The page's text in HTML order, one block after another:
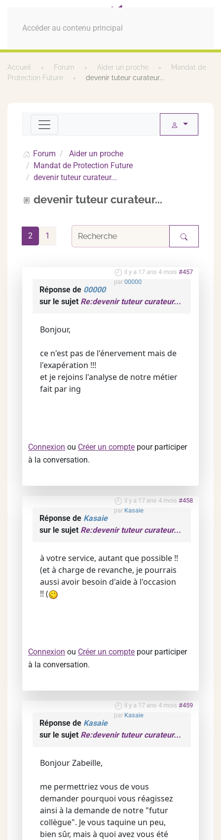
Accéder au contenu principal
MENU
Accueil Forum Aider un proche
Mandat de
Protection Future
devenir tuteur curateur...
Forum
Aider un proche
Mandat de Protection Future
devenir tuteur curateur...
devenir tuteur curateur...
1
2
il y a 17 ans 4 mois #457
par 00000
Réponse de 00000
sur le sujet Re:devenir tuteur curateur...
Bonjour,
ce n'est pas de l'énervement mais de
l'exapération !!!
et je rejoins l'analyse de notre métier
fait par ing
Connexion ou Créer un compte pour participer
à la conversation.
il y a 17 ans 4 mois #458
par Kasaie
Réponse de Kasaie
sur le sujet Re:devenir tuteur curateur...
à votre service, autant que possible !!
(et à charge de revanche, je pourrais
aussi avoir besoin d'aide à l'occasion
!! (
Connexion ou Créer un compte pour participer
à la conversation.
il y a 17 ans 4 mois #459
par Kasaie
Réponse de Kasaie
sur le sujet Re:devenir tuteur curateur...
Bonjour Zabeille,
me permettriez vous de vous
demander pourquoi vous réagissez
ainsi à la demande de notre "futur
collègue". Je vous taquine un peu,
bien sûr, mais à quoi avez vous été